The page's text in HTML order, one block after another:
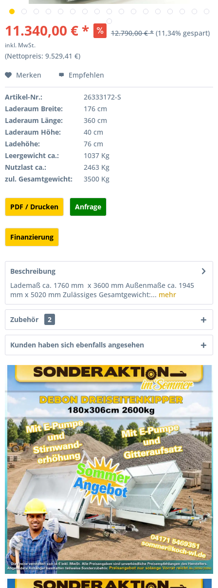
11.340,00 € * 12.790,00 € * (11,34% gespart)
inkl. MwSt.
(Nettopreis: 9.529,41 €)
Merken Empfehlen
Artikel-Nr.:
26333172-S
Laderaum Breite:
176 cm
Laderaum Länge:
360 cm
Laderaum Höhe:
40 cm
Ladehöhe:
76 cm
Leergewicht ca.:
1037 Kg
Nutzlast ca.:
2463 Kg
zul. Gesamtgewicht:
3500 Kg
PDF / Drucken Anfrage
Finanzierung
Beschreibung
Lademaß ca. 1760 mm x 3600 mm Außenmaße ca. 1945
mm x 5020 mm Zulässiges Gesamtgewicht:... mehr
Zubehör 2
Kunden haben sich ebenfalls angesehen